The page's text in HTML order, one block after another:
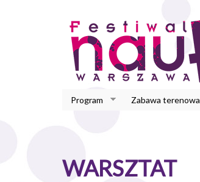
Program Zabawa terenowa
WARSZTAT